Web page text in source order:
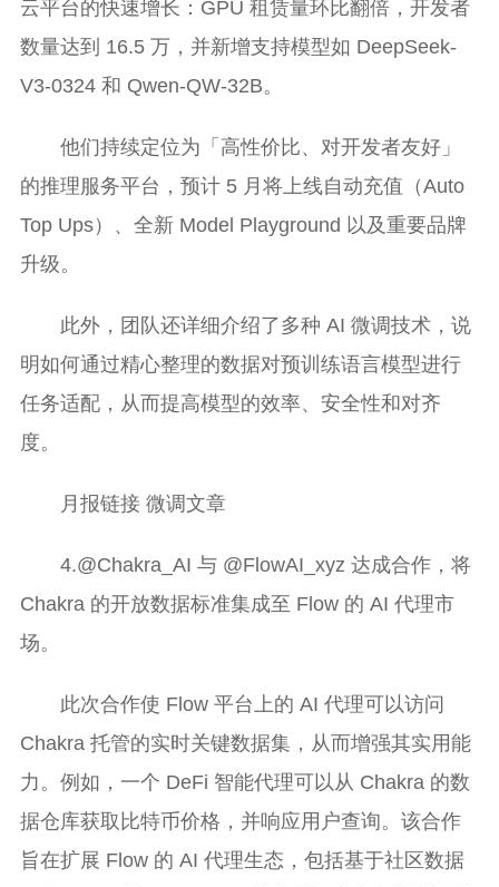
云平台的快速增长：GPU 租赁量环比翻倍，开发者
数量达到 16.5 万，并新增支持模型如 DeepSeek-
V3-0324 和 Qwen-QW-32B。
他们持续定位为「高性价比、对开发者友好」
的推理服务平台，预计 5 月将上线自动充值（Auto
Top Ups）、全新 Model Playground 以及重要品牌
升级。
此外，团队还详细介绍了多种 AI 微调技术，说
明如何通过精心整理的数据对预训练语言模型进行
任务适配，从而提高模型的效率、安全性和对齐
度。
月报链接 微调文章
4.@Chakra_AI 与 @FlowAI_xyz 达成合作，将
Chakra 的开放数据标准集成至 Flow 的 AI 代理市
场。
此次合作使 Flow 平台上的 AI 代理可以访问
Chakra 托管的实时关键数据集，从而增强其实用能
力。例如，一个 DeFi 智能代理可以从 Chakra 的数
据仓库获取比特币价格，并响应用户查询。该合作
旨在扩展 Flow 的 AI 代理生态，包括基于社区数据